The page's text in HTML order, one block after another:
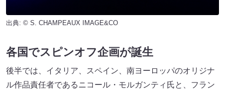
出典: © S. CHAMPEAUX IMAGE&CO
各国でスピンオフ企画が誕生
後半では、イタリア、スペイン、南ヨーロッパのオリジナ
ル作品責任者であるニコール・モルガンティ氏と、フラン